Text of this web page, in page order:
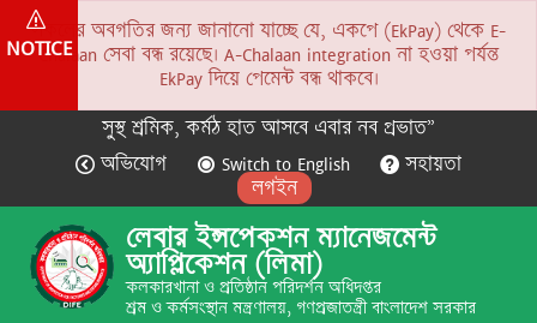
NOTICE
সকলের অবগতির জন্য জানানো যাচ্ছে যে, একপে (EkPay) থেকে E-
Chalaan সেবা বন্ধ রয়েছে। A-Chalaan integration না হওয়া পর্যন্ত
EkPay দিয়ে পেমেন্ট বন্ধ থাকবে।
সুস্থ শ্রমিক, কর্মঠ হাত আসবে এবার নব প্রভাত”
অভিযোগ
Switch to English
সহায়তা
লগইন
লেবার ইন্সপেকশন ম্যানেজমেন্ট
অ্যাপ্লিকেশন (লিমা)
কলকারখানা ও প্রতিষ্ঠান পরিদর্শন অধিদপ্তর
শ্রম ও কর্মসংস্থান মন্ত্রণালয়, গণপ্রজাতন্ত্রী বাংলাদেশ সরকার